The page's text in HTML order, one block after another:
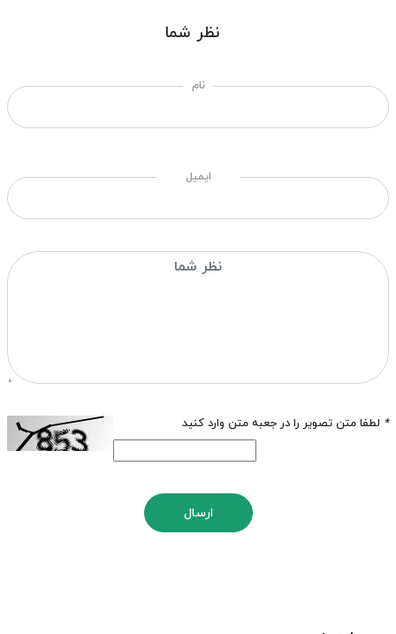
نظر شما
نام
ایمیل
* لطفا متن تصویر را در جعبه متن وارد کنید
ارسال